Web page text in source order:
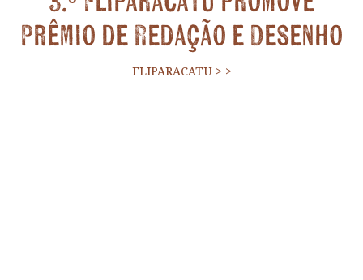
Prêmio de Redação e Desenho
FLIPARACATU> >